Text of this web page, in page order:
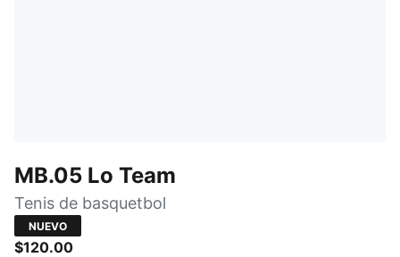
MB.05 Lo Team
Tenis de basquetbol
NUEVO
$120.00